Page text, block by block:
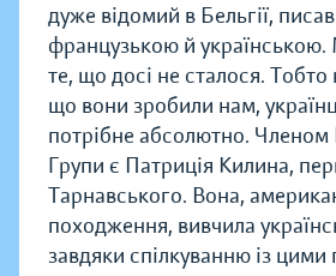
дуже відомий в Бельгії,
французькою й українською.
те, що досі не сталося. Тобто
що вони зробили нам,
потрібне абсолютно.
Групи є Патриція Килина,
Тарнавського. Вона,
походження, вивчила
завдяки спілкуванню із цими